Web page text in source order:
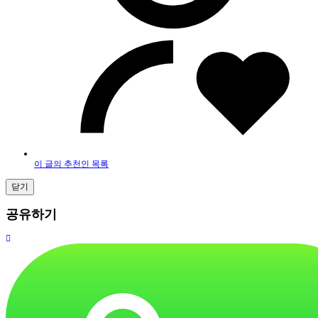
이 글의 추천인 목록
닫기
공유하기